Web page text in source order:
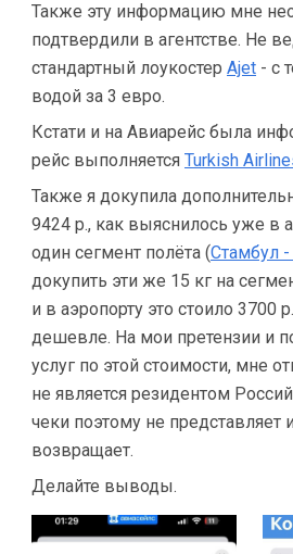
Также эту информацию мне
подтвердили в агентстве. Не
стандартный лоукостер Ajet - с
водой за 3 евро.
Кстати и на Авиарейс была
рейс выполняется Turkish
Также я докупила
9424 р., как выяснилось уже в
один сегмент полёта (Стамбул
докупить эти же 15 кг на
и в аэропорту это стоило 3700
дешевле. На мои претензии и
услуг по этой стоимости, мне
не является резидентом
чеки поэтому не представляет
возвращает.
Делайте выводы.